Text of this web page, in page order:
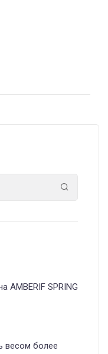
AMBERIF SPRING
весом более